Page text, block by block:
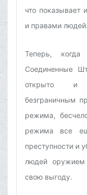
что показывает
и правами людей.
Теперь, когда
Соединенные
открыто и
безграничным
режима,
режима все
преступности и
людей оружием
свою выгоду.